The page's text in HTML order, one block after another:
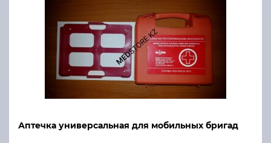
Аптечка универсальная для мобильных бригад